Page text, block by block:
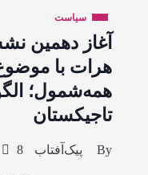
سیاست
آغاز دهمین
هرات با
همه‌شمول؛
تاجیکستان
By پیک‌آفتاب 8 قوس 1401